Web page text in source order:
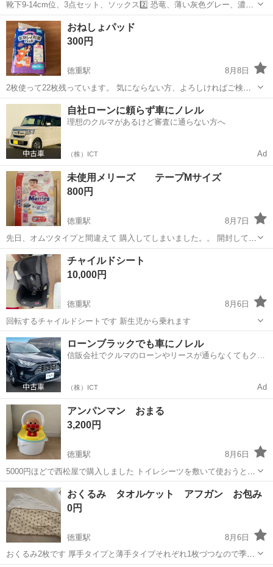
靴下9-14cm位、3点セット、ソックス2️⃣ 恐竜、薄い灰色グレー、濃い
灰色グレー、洗濯済み ★★靴、サンダル、シューズ、スニーカー、フ
ァーストシューズなど、男女兼用 、複数点の投稿予定です。雨の日や
洗い替え用に。簡単な...
愛知 名古屋市 ベビー用品
おねしょパッド
300円
徳重駅
8月8日
2枚使って22枚残っています。 気にならない方、よろしければご検討
ください。 土日か応相談で平日夕方以降で時間が合えば近くでお渡し
愛知 名古屋市 ベビー用品
自社ローンに頼らず車にノレル
理想のクルマがあるけど審査に通らない方へ
（株）ICT Ad
未使用メリーズ テープMサイズ
800円
徳重駅
8月7日
先日、オムツタイプと間違えて 購入してしまいました。。 開封してか
ら気付いた為、袋から出してしまっている オムツもありますが 全枚数
未使用になります。 どなたかに使っていただければ助かります。 よろ
しくお願いします。 受け...
愛知 名古屋市 徳重駅 ベビー用品
チャイルドシート
10,000円
徳重駅
8月6日
回転するチャイルドシートです 新生児から乗れます
愛知 名古屋市 徳重駅 ベビー用品
ローンブラックでも車にノレル
信販会社でクルマのローンやリースが通らなくてもクル
（株）ICT Ad
アンパンマン おまる
3,200円
徳重駅
8月6日
5000円ほどで西松屋で購入しました トイレシーツを敷いて使おうと思
いましたが 子供が座るのを嫌がり全く使わなかったため必要な方にお
譲りします トイレシーツは外してお渡しします。 箱もあります アン
パンマンの音も問題なく鳴ります
愛知 名古屋市 アンパンマン
おくるみ タオルケット アフガン お包み
0円
徳重駅
8月6日
おくるみ2枚です 厚手タイプと薄手タイプそれぞれ1枚づつなので季節